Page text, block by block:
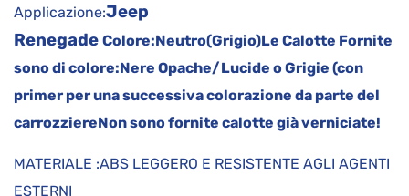
Applicazione:Jeep
Renegade Colore:Neutro(Grigio)Le Calotte Fornite
sono di colore:Nere Opache/Lucide o Grigie (con
primer per una successiva colorazione da parte del
carrozziereNon sono fornite calotte già verniciate!
MATERIALE :ABS LEGGERO E RESISTENTE AGLI AGENTI
ESTERNI